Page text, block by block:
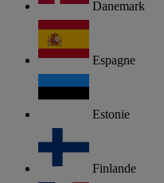
Danemark
Espagne
Estonie
Finlande